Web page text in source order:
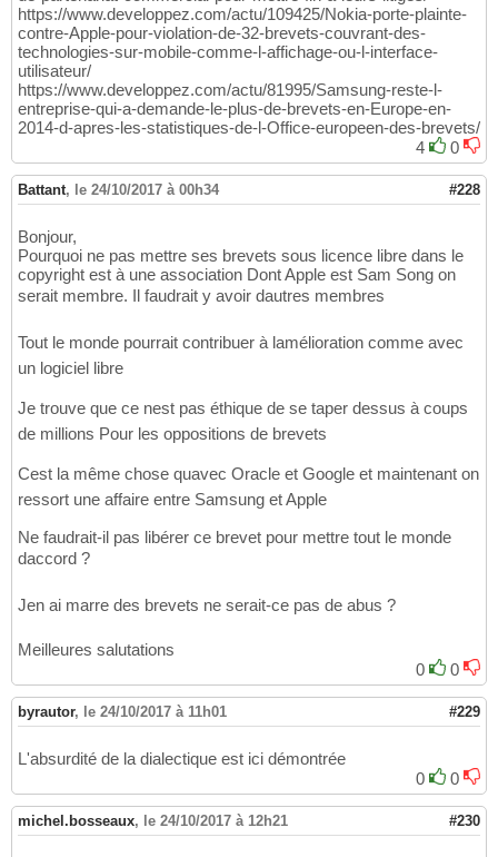
https://www.developpez.com/actu/109425/Nokia-porte-plainte-
contre-Apple-pour-violation-de-32-brevets-couvrant-des-
technologies-sur-mobile-comme-l-affichage-ou-l-interface-
utilisateur/
https://www.developpez.com/actu/81995/Samsung-reste-l-
entreprise-qui-a-demande-le-plus-de-brevets-en-Europe-en-
2014-d-apres-les-statistiques-de-l-Office-europeen-des-brevets/
4
0
Battant, le 24/10/2017 à 00h34 #228
Bonjour,
Pourquoi ne pas mettre ses brevets sous licence libre dans le
copyright est à une association Dont Apple est Sam Song on
serait membre. Il faudrait y avoir dautres membres
Tout le monde pourrait contribuer à lamélioration comme avec
un logiciel libre
Je trouve que ce nest pas éthique de se taper dessus à coups
de millions Pour les oppositions de brevets
Cest la même chose quavec Oracle et Google et maintenant on
ressort une affaire entre Samsung et Apple
Ne faudrait-il pas libérer ce brevet pour mettre tout le monde
daccord ?
Jen ai marre des brevets ne serait-ce pas de abus ?
Meilleures salutations
0
0
byrautor, le 24/10/2017 à 11h01 #229
L'absurdité de la dialectique est ici démontrée
0
0
michel.bosseaux, le 24/10/2017 à 12h21 #230